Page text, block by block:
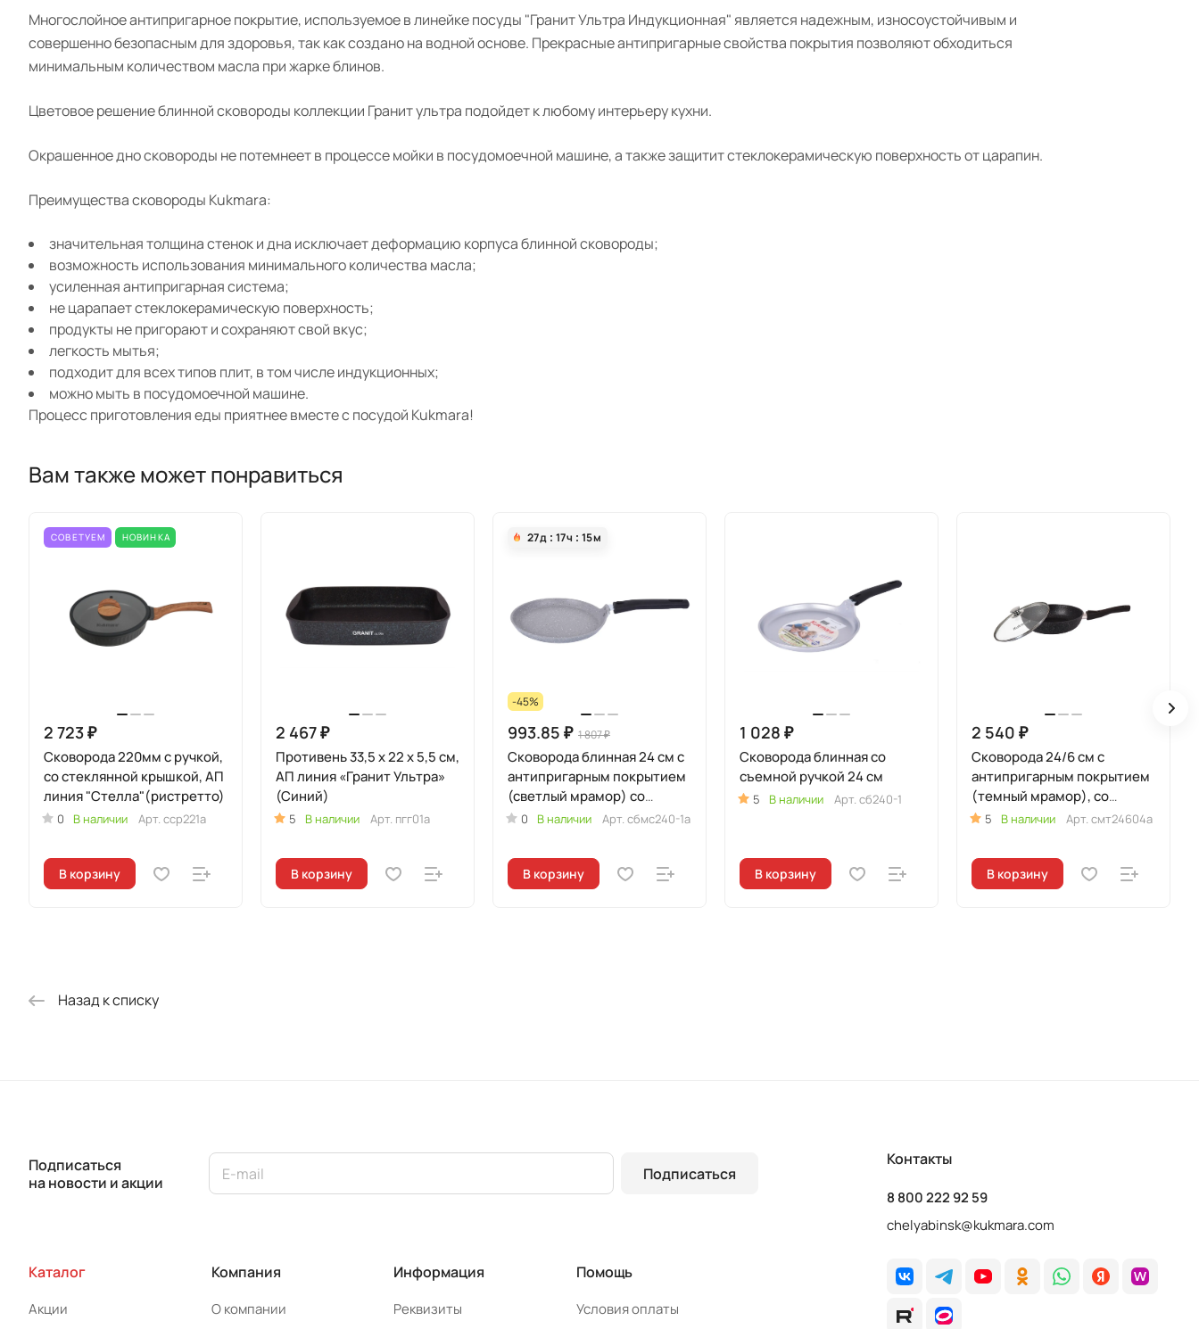
Многослойное антипригарное покрытие, используемое в линейке посуды "Гранит Ультра Индукционная" является надежным, износоустойчивым и
совершенно безопасным для здоровья, так как создано на водной основе. Прекрасные антипригарные свойства покрытия позволяют обходиться
минимальным количеством масла при жарке блинов.
Цветовое решение блинной сковороды коллекции Гранит ультра подойдет к любому интерьеру кухни.
Окрашенное дно сковороды не потемнеет в процессе мойки в посудомоечной машине, а также защитит стеклокерамическую поверхность от царапин.
Преимущества сковороды Kukmara:
значительная толщина стенок и дна исключает деформацию корпуса блинной сковороды;
возможность использования минимального количества масла;
усиленная антипригарная система;
не царапает стеклокерамическую поверхность;
продукты не пригорают и сохраняют свой вкус;
легкость мытья;
подходит для всех типов плит, в том числе индукционных;
можно мыть в посудомоечной машине.
Процесс приготовления еды приятнее вместе с посудой Kukmara!
Вам также может понравиться
СОВЕТУЕМ НОВИНКА
2 723 ₽
Сковорода 220мм с ручкой,
со стеклянной крышкой, АП
линия "Стелла"(ристретто)
0 В наличии Арт. сср221а
В корзину
2 467 ₽
Противень 33,5 x 22 x 5,5 см,
АП линия «Гранит Ультра»
(Синий)
5 В наличии Арт. пгг01а
В корзину
27д 17ч 15м
-45%
993.85 ₽ 1 807 ₽
Сковорода блинная 24 см с
антипригарным покрытием
(светлый мрамор) со
съёмной ручкой
0 В наличии Арт. сбмс240-1а
В корзину
1 028 ₽
Сковорода блинная со
съемной ручкой 24 см
5 В наличии Арт. сб240-1
В корзину
2 540 ₽
Сковорода 24/6 см с
антипригарным покрытием
(темный мрамор), со
съемной ручкой и
5 В наличии Арт. смт24604а
В корзину
Назад к списку
Подписаться
на новости и акции
Подписаться
Каталог
Акции
Компания
О компании
Информация
Реквизиты
Помощь
Условия оплаты
Контакты
8 800 222 92 59
chelyabinsk@kukmara.com